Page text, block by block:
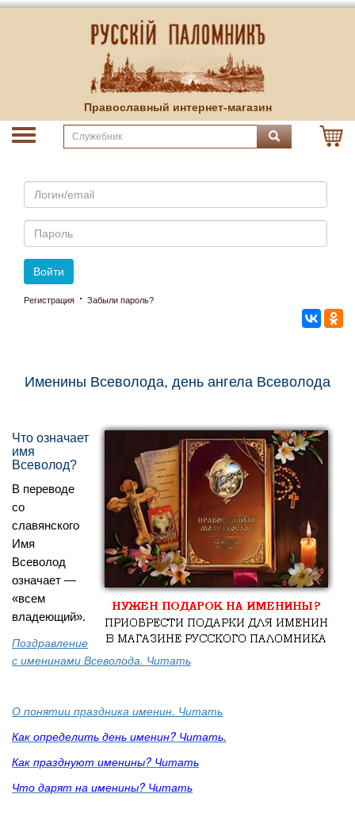
Православный интернет-магазин
Email
Пароль
Войти
Регистрация · Забыли пароль?
Именины Всеволода, день ангела Всеволода
Что означает
имя
Всеволод?
В переводе
со
славянского
Имя
Всеволод
означает —
«всем
владеющий».
Поздравление
с именинами Всеволода. Читать
О понятии праздника именин. Читать
Как определить день именин? Читать.
Как празднуют именины? Читать
Что дарят на именины? Читать